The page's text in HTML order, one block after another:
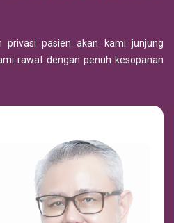
privasi pasien akan kami junjung
rawat dengan penuh kesopanan